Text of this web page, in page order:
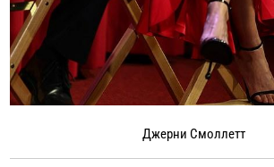
Джерни Смоллетт